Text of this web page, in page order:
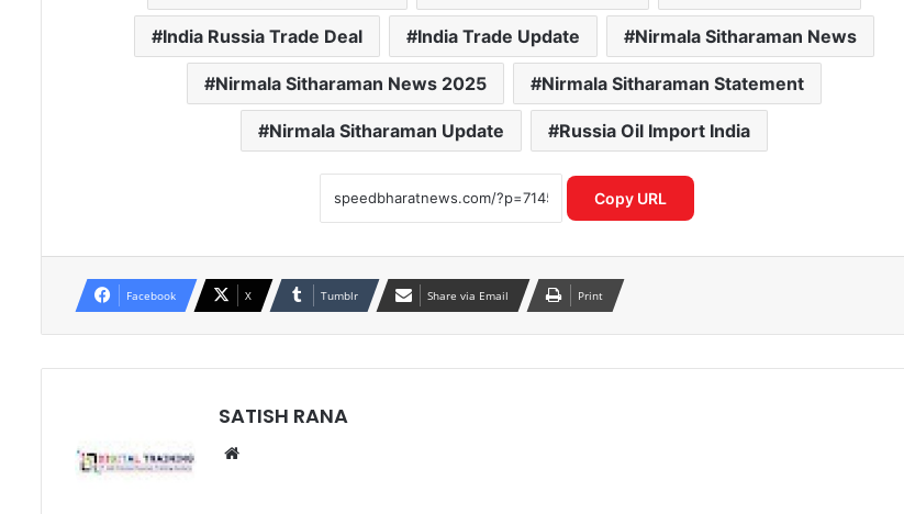
India Russia Trade Deal India Trade Update Nirmala Sitharaman News
Nirmala Sitharaman News 2025 Nirmala Sitharaman Statement
Nirmala Sitharaman Update Russia Oil Import India
Copy URL
Facebook X Tumblr Share via Email Print
SATISH RANA
Mirae Asset Consumer Fund ने
वजन के फायदे और नुकसान